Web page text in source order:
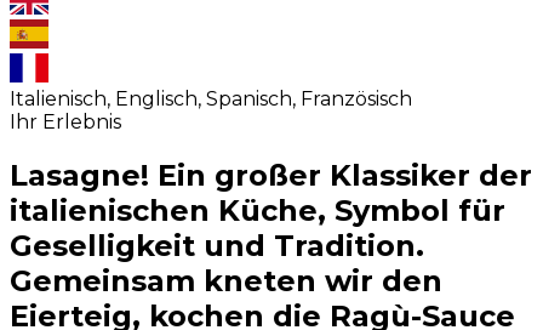
Italienisch, Englisch, Spanisch, Französisch
Ihr Erlebnis
Lasagne! Ein großer Klassiker der
italienischen Küche, Symbol für
Geselligkeit und Tradition.
Gemeinsam kneten wir den
Eierteig, kochen die Ragù-Sauce